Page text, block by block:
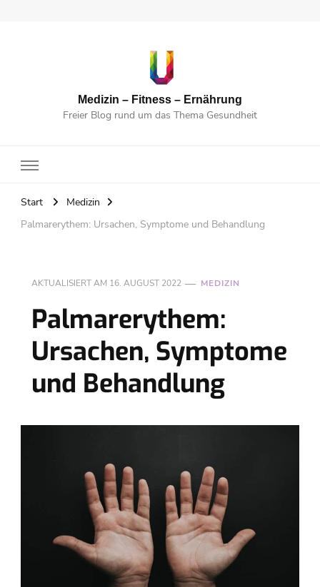
Medizin – Fitness – Ernährung
Freier Blog rund um das Thema Gesundheit
Start
Medizin
Palmarerythem: Ursachen, Symptome und Behandlung
AKTUALISIERT AM 16. AUGUST 2022 MEDIZIN
Palmarerythem:
Ursachen, Symptome
und Behandlung